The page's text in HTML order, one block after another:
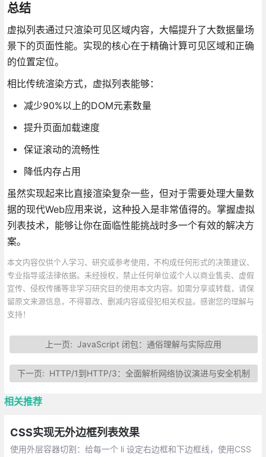
总结
虚拟列表通过只渲染可见区域内容，大幅提升了大数据量场
景下的页面性能。实现的核心在于精确计算可见区域和正确
的位置定位。
相比传统渲染方式，虚拟列表能够：
减少90%以上的DOM元素数量
提升页面加载速度
保证滚动的流畅性
降低内存占用
虽然实现起来比直接渲染复杂一些，但对于需要处理大量数
据的现代Web应用来说，这种投入是非常值得的。掌握虚拟
列表技术，能够让你在面临性能挑战时多一个有效的解决方
案。
本文内容仅供个人学习、研究或参考使用，不构成任何形式的决策建议、
专业指导或法律依据。未经授权，禁止任何单位或个人以商业售卖、虚假
宣传、侵权传播等非学习研究目的使用本文内容。如需分享或转载，请保
留原文来源信息，不得篡改、删减内容或侵犯相关权益。感谢您的理解与
支持！
上一页:JavaScript 闭包：通俗理解与实际应用
下一页: HTTP/1到HTTP/3：全面解析网络协议演进与安全机制
相关推荐
CSS实现无外边框列表效果
使用外层容器切割：给每一个 li 设定右边框和下边框线，使用CSS